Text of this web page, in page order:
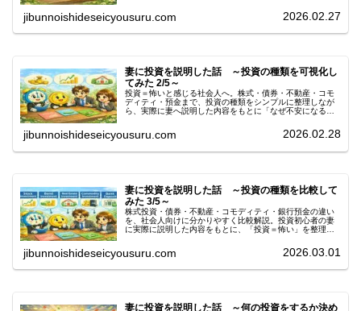
jibunnoishideseicyousuru.com 2026.02.27
妻に投資を説明した話 ～投資の種類を可視化し
てみた 2/5～
投資＝怖いと感じる社会人へ。株式・債券・不動産・コモ
ディティ・預金まで、投資の種類をシンプルに整理しなが
ら、実際に妻へ説明した内容をもとに「なぜ不安になるの
jibunnoishideseicyousuru.com 2026.02.28
妻に投資を説明した話 ～投資の種類を比較して
みた 3/5～
株式投資・債券・不動産・コモディティ・銀行預金の違い
を、社会人向けに分かりやすく比較解説。投資初心者の妻
に実際に説明した内容をもとに、「投資＝怖い」を整理し
jibunnoishideseicyousuru.com 2026.03.01
妻に投資を説明した話 ～何の投資をするか決め